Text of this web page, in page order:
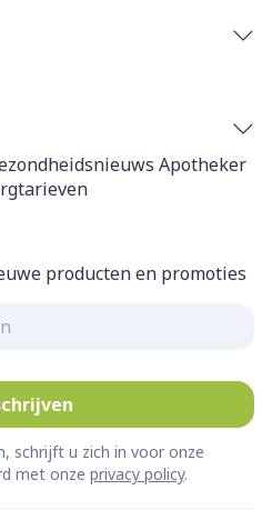
Apotheker
producten en promoties
schrijft u zich in voor onze
met onze privacy policy.